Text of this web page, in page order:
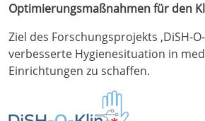
Optimierungsmaßnahmen für den
Ziel des Forschungsprojekts ‚DiSH-
verbesserte Hygienesituation in
Einrichtungen zu schaffen.